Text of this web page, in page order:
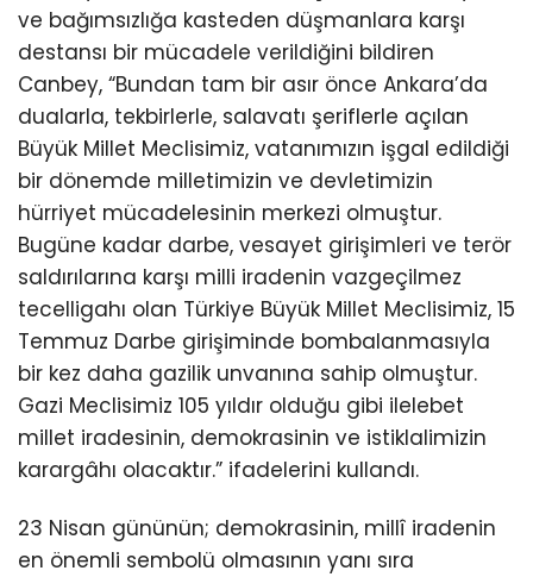
ve bağımsızlığa kasteden düşmanlara karşı
destansı bir mücadele verildiğini bildiren
Canbey, “Bundan tam bir asır önce Ankara’da
dualarla, tekbirlerle, salavatı şeriflerle açılan
Büyük Millet Meclisimiz, vatanımızın işgal edildiği
bir dönemde milletimizin ve devletimizin
hürriyet mücadelesinin merkezi olmuştur.
Bugüne kadar darbe, vesayet girişimleri ve terör
saldırılarına karşı milli iradenin vazgeçilmez
tecelligahı olan Türkiye Büyük Millet Meclisimiz, 15
Temmuz Darbe girişiminde bombalanmasıyla
bir kez daha gazilik unvanına sahip olmuştur.
Gazi Meclisimiz 105 yıldır olduğu gibi ilelebet
millet iradesinin, demokrasinin ve istiklalimizin
karargâhı olacaktır.” ifadelerini kullandı.
23 Nisan gününün; demokrasinin, millî iradenin
en önemli sembolü olmasının yanı sıra